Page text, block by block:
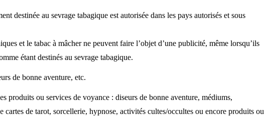
destinée au sevrage tabagique est autorisée dans les pays autorisés et sous
et le tabac à mâcher ne peuvent faire l’objet d’une publicité, même lorsqu’ils
étant destinés au sevrage tabagique.
de bonne aventure, etc.
produits ou services de voyance : diseurs de bonne aventure, médiums,
cartes de tarot, sorcellerie, hypnose, activités cultes/occultes ou encore produits ou